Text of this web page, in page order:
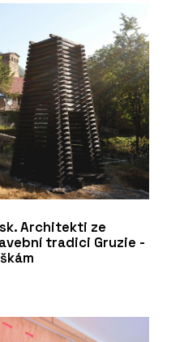
Architekti ze
tradici Gruzie -